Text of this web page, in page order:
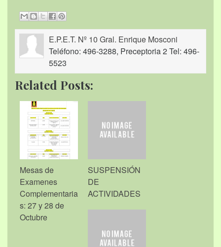
E.P.E.T. Nº 10 Gral. Enrique Mosconi
Teléfono: 496-3288, Preceptoria 2 Tel: 496-
5523
Related Posts:
Mesas de
Examenes
Complementaria
s: 27 y 28 de
Octubre
SUSPENSIÓN
DE
ACTIVIDADES